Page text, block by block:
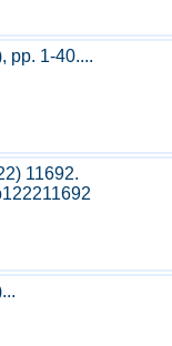
pp. 1-40....
11692.